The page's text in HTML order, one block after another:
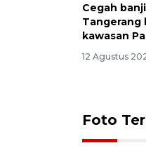
Cegah
Tangerang
kawasan
12 Agustus
Foto